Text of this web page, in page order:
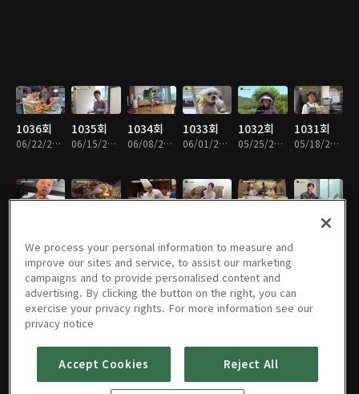
1036회
06/22/2026 • 1시간 6분
1035회
06/15/2026 • 1시간 5분
1034회
06/08/2026 • 1시간 6분
1033회
06/01/2026 • 1시간 6분
1032회
05/25/2026 • 1시간 6분
1031회
05/18/2026 • 1시간 6분
1025회
1024회
03/30/2026 • 1시간 6분
1023회 1022회 1021회 1020회 1019회
We process your personal information to measure and
improve our sites and service, to assist our marketing
campaigns and to provide personalised content and
advertising. By clicking the button on the right, you can
exercise your privacy rights. For more information see our
privacy notice
Accept Cookies Reject All